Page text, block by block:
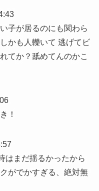
子が居るのにも関わら
かも人轢いて 逃げてビ
てか？舐めてんのかこ
！
はまだ揺るかったから
がでかすぎる、絶対無